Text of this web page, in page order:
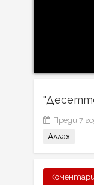
Преди 7
Аллах